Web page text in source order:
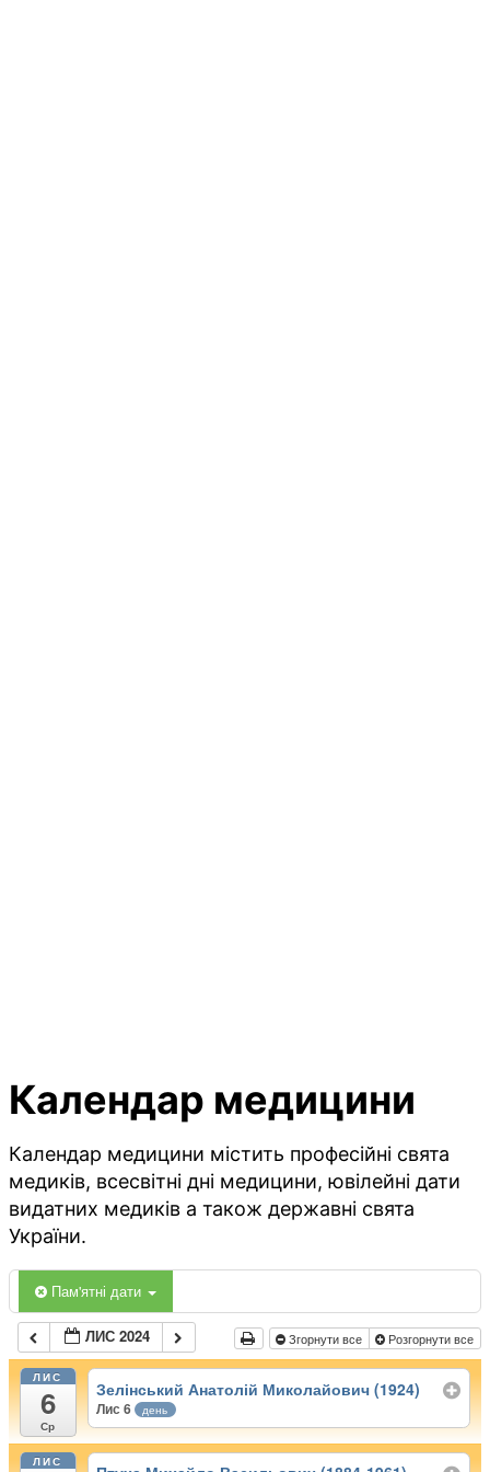
Календар медицини
Календар медицини містить професійні свята
медиків, всесвітні дні медицини, ювілейні дати
видатних медиків а також державні свята
України.
Пам'ятні дати
ЛИС 2024 Згорнути все Розгорнути все
ЛИС
6
Ср
Зелінський Анатолій Миколайович (1924)
Лис 6 день
ЛИС